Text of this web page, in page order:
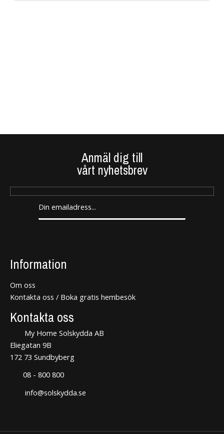
Anmäl dig till
vårt nyhetsbrev
Information
Om oss
Kontakta oss / Boka gratis hembesök
Kontakta oss
My Home Solskydda AB
Eliegatan 9B
172 73 Sundbyberg
08 - 800 800
info@solskydda.se